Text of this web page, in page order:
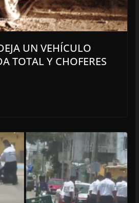
UN VEHÍCULO
TOTAL Y CHOFERES